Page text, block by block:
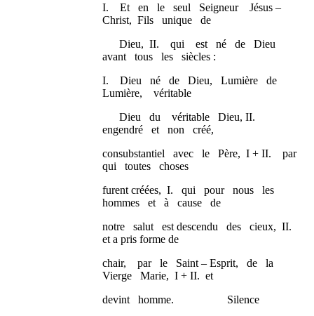
I. Et en le seul Seigneur Jésus –
Christ, Fils unique de
Dieu, II. qui est né de Dieu
avant tous les siècles :
I. Dieu né de Dieu, Lumière de
Lumière, véritable
Dieu du véritable Dieu, II.
engendré et non créé,
consubstantiel avec le Père, I + II. par
qui toutes choses
furent créées, I. qui pour nous les
hommes et à cause de
notre salut est descendu des cieux, II.
et a pris forme de
chair, par le Saint – Esprit, de la
Vierge Marie, I + II. et
devint homme. Silence